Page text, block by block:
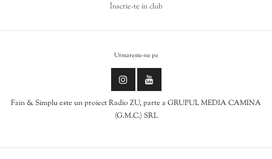
Înscrie-te in club
Urmareste-ne pe
Fain & Simplu este un proiect Radio ZU, parte a GRUPUL MEDIA CAMINA
(G.M.C.) SRL